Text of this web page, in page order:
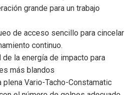
grande para un trabajo
de acceso sencillo para cincelar
continuo.
de la energía de impacto para
más blandos
plena Vario-Tacho-Constamatic